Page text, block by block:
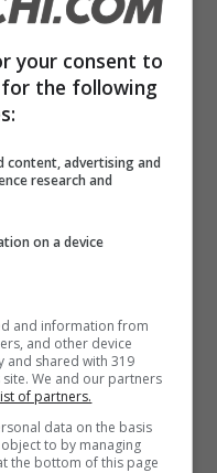
questo
è offline fin
è
your consent to
the following
content, advertising and
research and
on a device
and information from
and other device
and shared with 319
We and our partners
of partners.
data on the basis
to by managing
the bottom of this page